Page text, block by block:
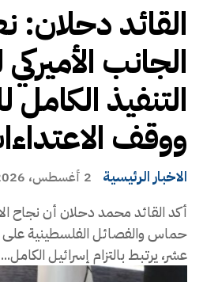
القائد
الجانب
التنفيذ الكامل
ووقف
الاخبار الرئيسية 2 أغسطس، 2026
أكد القائد محمد دحلان أن نجاح
حماس والفصائل الفلسطينية على
عشر، يرتبط بالتزام إسرائيل الكامل...